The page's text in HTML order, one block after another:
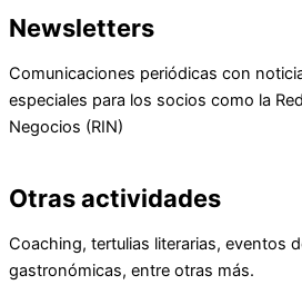
Newsletters
Comunicaciones periódicas con
especiales para los socios como la
Negocios (RIN)
Otras actividades
Coaching, tertulias literarias, eventos
gastronómicas, entre otras más.